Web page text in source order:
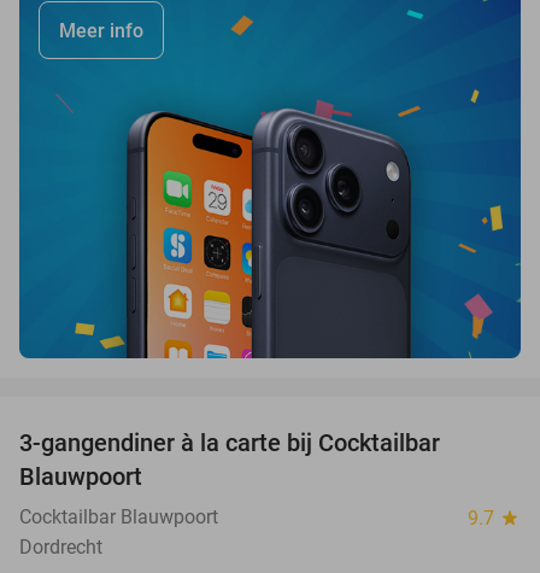
Meer info
3-gangendiner à la carte bij Cocktailbar
Blauwpoort
Cocktailbar Blauwpoort 9.7 star
Dordrecht